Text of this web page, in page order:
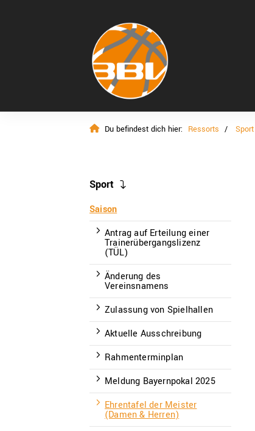
Du befindest dich hier: Ressorts Sport
Sport
Saison
Antrag auf Erteilung einer
Trainerübergangslizenz
(TÜL)
Änderung des
Vereinsnamens
Zulassung von Spielhallen
Aktuelle Ausschreibung
Rahmenterminplan
Meldung Bayernpokal 2025
Ehrentafel der Meister
(Damen & Herren)